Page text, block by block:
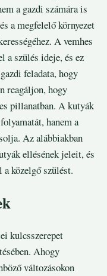
a gazdi számára is
a megfelelő környezet
A vemhes
a szülés ideje, és ez
feladata, hogy
reagáljon, hogy
pillanatban. A kutyák
hanem a
Az alábbiakban
ellésének jeleit, és
közelgő szülést.
kulcsszerepet
Ahogy
változásokon